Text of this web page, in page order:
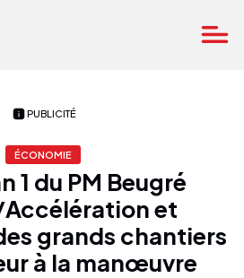
PUBLICITÉ
ÉCONOMIE
1 du PM Beugré
et
grands chantiers
à la manœuvre